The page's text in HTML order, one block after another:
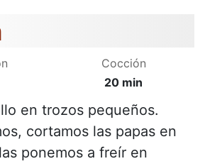
Cocción
20 min
en trozos pequeños.
cortamos las papas en
ponemos a freír en